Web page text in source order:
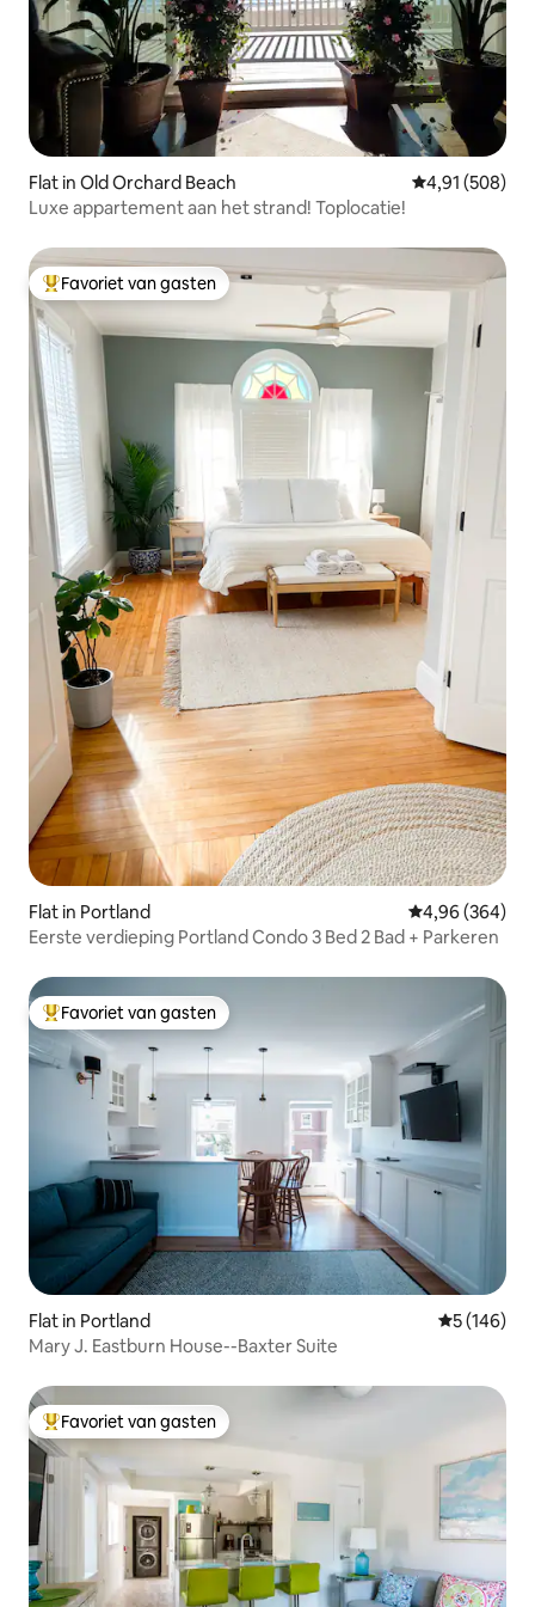
Flat in Old Orchard Beach Gemiddelde
4,91 (508)
Luxe appartement aan het strand! Toplocatie!
Topfavoriet van gasten
Favoriet van gasten
Flat in Portland Gemiddelde
4,96 (364)
Eerste verdieping Portland Condo 3 Bed 2 Bad + Parkeren
Topfavoriet van gasten
Favoriet van gasten
Flat in Portland
5 (146)
Mary J. Eastburn House--Baxter Suite
Topfavoriet van gasten
Favoriet van gasten